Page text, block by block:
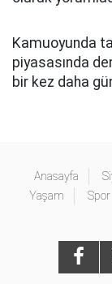
Kamuoyunda
piyasasında
bir kez daha
Anasayfa
Yaşam
Spor